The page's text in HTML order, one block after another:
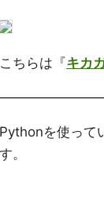
こちらは『キカ
Pythonを使って
す。